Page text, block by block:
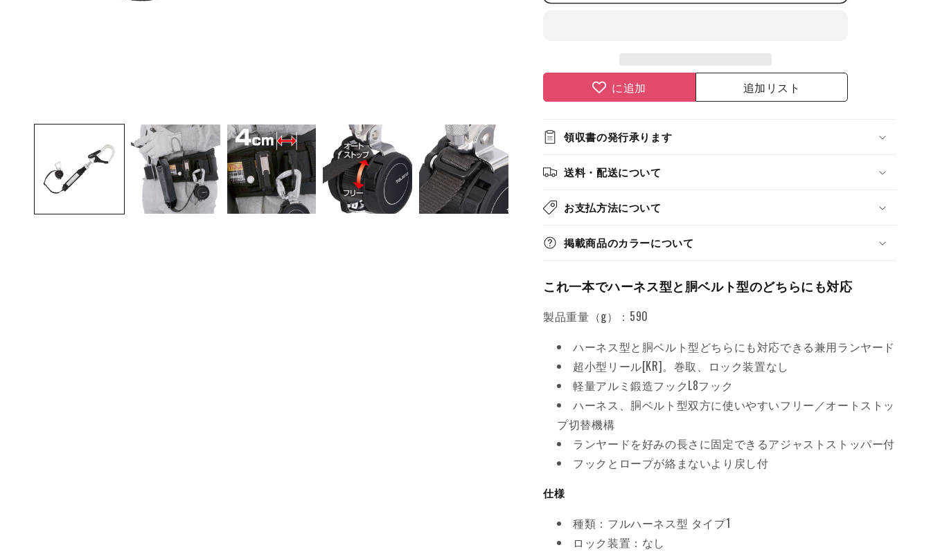
ヤ
シ
グ
L8
L8
の
量
減
す
ヤ
シ
ン
グ
L8
L8
量
増
す
に追加 追加リスト
領収書の発行承ります
送料・配送について
お支払方法について
掲載商品のカラーについて
これ一本でハーネス型と胴ベルト型のどちらにも対応
製品重量（g）：590
ハーネス型と胴ベルト型どちらにも対応できる兼用ランヤード
超小型リール[KR]。巻取、ロック装置なし
軽量アルミ鍛造フックL8フック
ハーネス、胴ベルト型双方に使いやすいフリー／オートストッ
プ切替機構
ランヤードを好みの長さに固定できるアジャストストッパー付
フックとロープが絡まないより戻し付
仕様
種類：フルハーネス型 タイプ1
ロック装置：なし